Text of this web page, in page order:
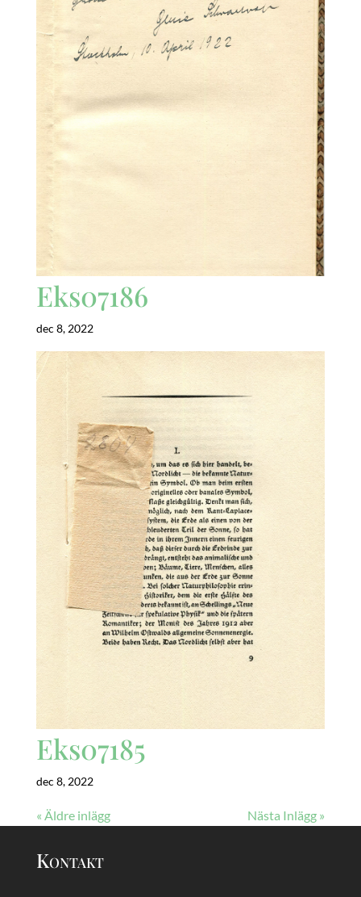
Eks07186
dec 8, 2022
Eks07185
dec 8, 2022
« Äldre inlägg Nästa Inlägg »
Kontakt